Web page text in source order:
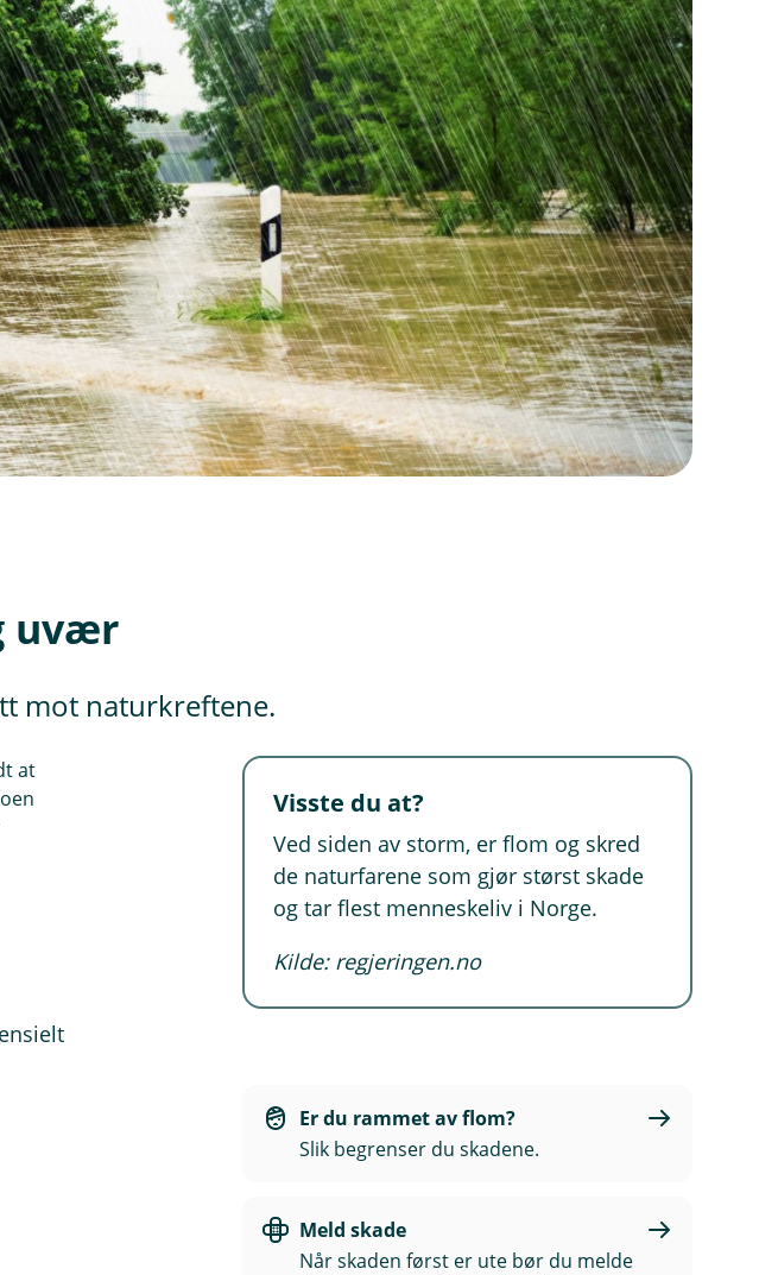
uvær
mot naturkreftene.
at
Visste du at?
Ved siden av storm, er flom og skred
de naturfarene som gjør størst skade
og tar flest menneskeliv i Norge.
Kilde: regjeringen.no
Er du rammet av flom?
Slik begrenser du skadene.
Meld skade
Når skaden først er ute bør du melde